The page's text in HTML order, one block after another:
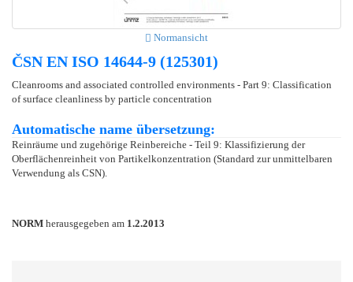
Normansicht
ČSN EN ISO 14644-9 (125301)
Cleanrooms and associated controlled environments - Part 9: Classification
of surface cleanliness by particle concentration
Automatische name übersetzung:
Reinräume und zugehörige Reinbereiche - Teil 9: Klassifizierung der
Oberflächenreinheit von Partikelkonzentration (Standard zur unmittelbaren
Verwendung als CSN).
NORM herausgegeben am 1.2.2013